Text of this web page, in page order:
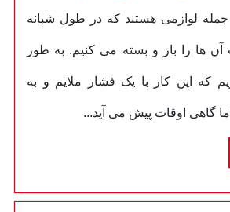
جمله لوازمی هستند که در طول شبانه
آن ها را باز و بسته می کنیم. به طور
که این کار با یک فشار ملایم و به
گاهی اوقات پیش می آید...